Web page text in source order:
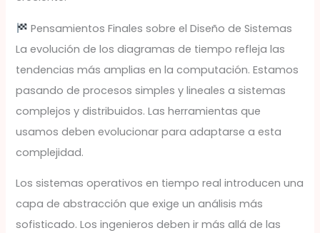
Pensamientos Finales sobre el Diseño de Sistemas
La evolución de los diagramas de tiempo refleja las
tendencias más amplias en la computación. Estamos
pasando de procesos simples y lineales a sistemas
complejos y distribuidos. Las herramientas que
usamos deben evolucionar para adaptarse a esta
complejidad.
Los sistemas operativos en tiempo real introducen una
capa de abstracción que exige un análisis más
sofisticado. Los ingenieros deben ir más allá de las